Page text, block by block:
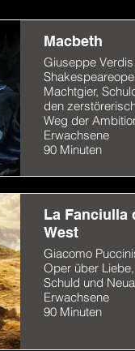
Macbeth
Giuseppe Verdis
Machtgier,
den
Weg der
Erwachsene
90 Minuten
La Fanciulla
West
Giacomo
Oper über Liebe,
Schuld und
Erwachsene
90 Minuten